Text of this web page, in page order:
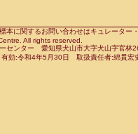
Papio anubis(0)
Papio cynocephalus
Papio hamadryas(0)
leucopus(0)
midas(0)
Saguinus mystax(0)
本に関するお問い合わせはキュレータ
All rights reserved.
ーセンター 愛知県犬山市大字犬山字官
効:令和4年5月30日 取扱責任者:綿貫宏